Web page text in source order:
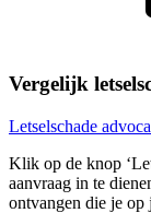
Vergelijk
Letselschade
Klik op de knop
aanvraag in te
ontvangen die je